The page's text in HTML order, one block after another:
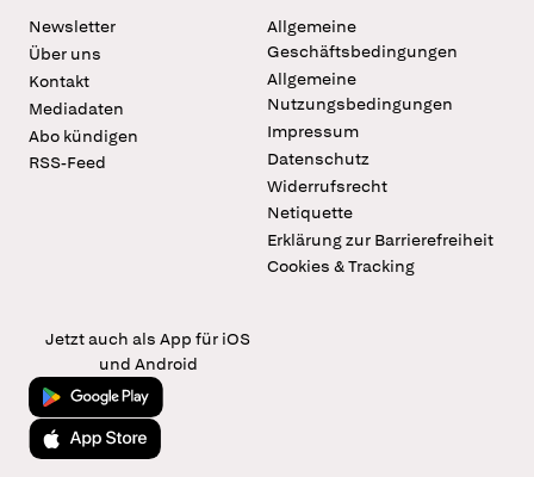
Newsletter
Über uns
Kontakt
Mediadaten
Abo kündigen
RSS-Feed
Allgemeine
Geschäftsbedingungen
Allgemeine
Nutzungsbedingungen
Impressum
Datenschutz
Widerrufsrecht
Netiquette
Erklärung zur Barrierefreiheit
Cookies & Tracking
Jetzt auch als App für iOS
und Android
Jetzt bei Google Play
Laden im App Store